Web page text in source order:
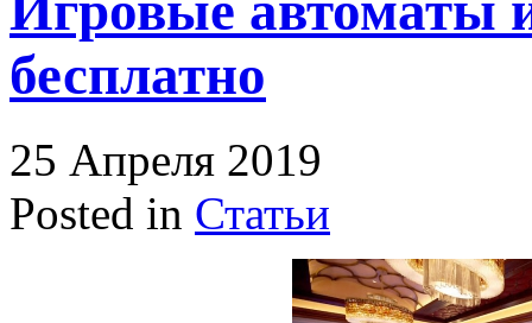
бесплатно
25 Апреля 2019
Posted in Статьи